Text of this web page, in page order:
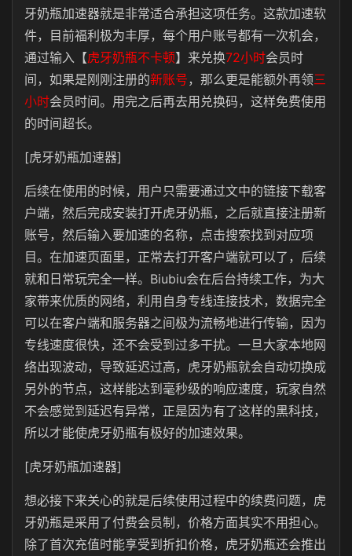
牙奶瓶加速器就是非常适合承担这项任务。这款加速软
件，目前福利极为丰厚，每个用户账号都有一次机会，
通过输入【虎牙奶瓶不卡顿】来兑换72小时会员时
间，如果是刚刚注册的新账号 ，那么更是能额外再领三
小时会员时间。用完之后再去用兑换码，这样免费使用
的时间超长。
[虎牙奶瓶加速器]
后续在使用的时候，用户只需要通过文中的链接下载客
户端，然后完成安装打开虎牙奶瓶，之后就直接注册新
账号，然后输入要加速的名称，点击搜索找到对应项
目。在加速页面里，正常去打开客户端就可以了，后续
就和日常玩完全一样。Biubiu会在后台持续工作，为大
家带来优质的网络，利用自身专线连接技术，数据完全
可以在客户端和服务器之间极为流畅地进行传输，因为
专线速度很快，还不会受到过多干扰。一旦大家本地网
络出现波动，导致延迟过高，虎牙奶瓶就会自动切换成
另外的节点，这样能达到毫秒级的响应速度，玩家自然
不会感觉到延迟有异常，正是因为有了这样的黑科技，
所以才能使虎牙奶瓶有极好的加速效果。
[虎牙奶瓶加速器]
想必接下来关心的就是后续使用过程中的续费问题，虎
牙奶瓶是采用了付费会员制，价格方面其实不用担心。
除了首次充值时能享受到折扣价格，虎牙奶瓶还会推出